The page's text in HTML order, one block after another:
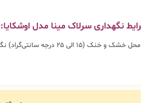
نگهداری سرلاک مینا مدل اوشکایا:
و خنک (۱۵ الی ۲۵ درجه سانتی‌گراد) نگهداری شود.